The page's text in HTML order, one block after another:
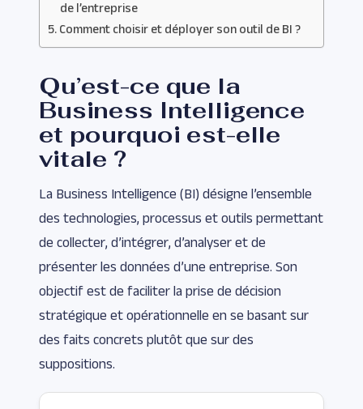
de l’entreprise
Comment choisir et déployer son outil de BI ?
Qu’est-ce que la
Business Intelligence
et pourquoi est-elle
vitale ?
La Business Intelligence (BI) désigne l’ensemble
des technologies, processus et outils permettant
de collecter, d’intégrer, d’analyser et de
présenter les données d’une entreprise. Son
objectif est de faciliter la prise de décision
stratégique et opérationnelle en se basant sur
des faits concrets plutôt que sur des
suppositions.